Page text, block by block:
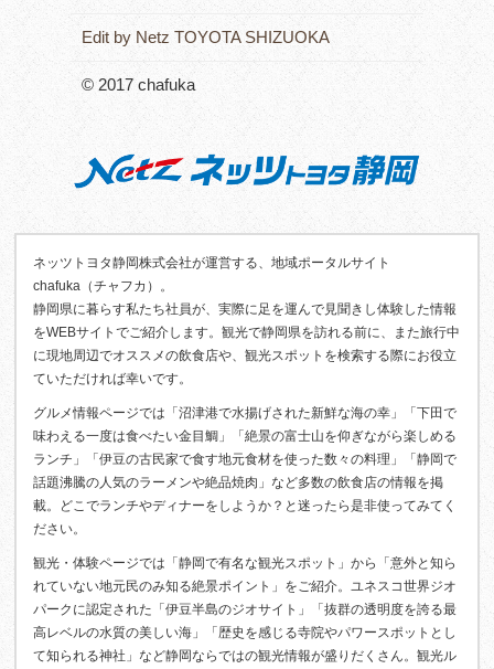
Edit by Netz TOYOTA SHIZUOKA
© 2017 chafuka
ネッツトヨタ静岡株式会社が運営する、地域ポータルサイト
chafuka（チャフカ）。
静岡県に暮らす私たち社員が、実際に足を運んで見聞きし体験した情報
をWEBサイトでご紹介します。観光で静岡県を訪れる前に、また旅行中
に現地周辺でオススメの飲食店や、観光スポットを検索する際にお役立
ていただければ幸いです。
グルメ情報ページでは「沼津港で水揚げされた新鮮な海の幸」「下田で
味わえる一度は食べたい金目鯛」「絶景の富士山を仰ぎながら楽しめる
ランチ」「伊豆の古民家で食す地元食材を使った数々の料理」「静岡で
話題沸騰の人気のラーメンや絶品焼肉」など多数の飲食店の情報を掲
載。どこでランチやディナーをしようか？と迷ったら是非使ってみてく
ださい。
観光・体験ページでは「静岡で有名な観光スポット」から「意外と知ら
れていない地元民のみ知る絶景ポイント」をご紹介。ユネスコ世界ジオ
パークに認定された「伊豆半島のジオサイト」「抜群の透明度を誇る最
高レベルの水質の美しい海」「歴史を感じる寺院やパワースポットとし
て知られる神社」など静岡ならではの観光情報が盛りだくさん。観光ル